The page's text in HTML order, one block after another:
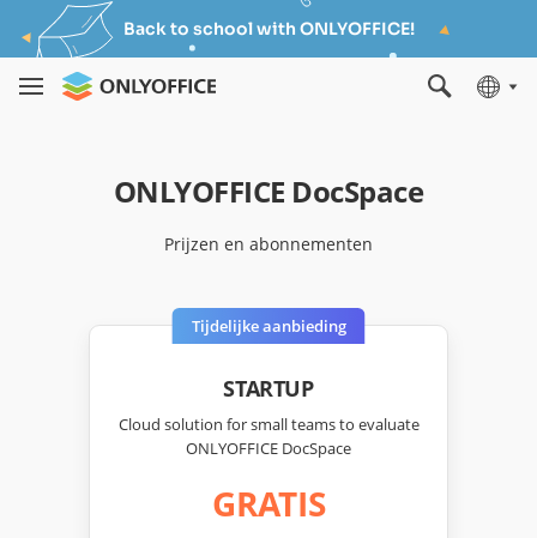
Back to school with ONLYOFFICE!
ONLYOFFICE DocSpace
Prijzen en abonnementen
Tijdelijke aanbieding
STARTUP
Cloud solution for small teams to evaluate
ONLYOFFICE DocSpace
GRATIS